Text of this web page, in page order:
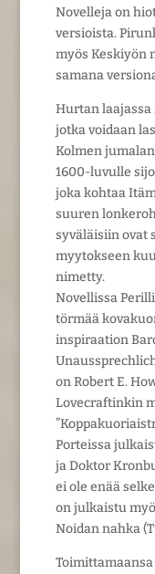
Novelleja on
versioista.
myös Keskiyön
samana
Hurtan
jotka voidaan
Kolmen
1600-luvulle
joka kohtaa
suuren
syväläisiin ovat
myytokseen
nimetty.
Novellissa
törmää
inspiraation
on Robert E.
Lovecraftinkin
Porteissa
ja Doktor
ei ole enää
on julkaistu
Noidan nahka